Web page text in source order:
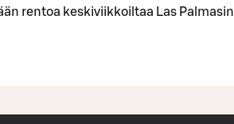
rentoa keskiviikkoiltaa Las Palmasin